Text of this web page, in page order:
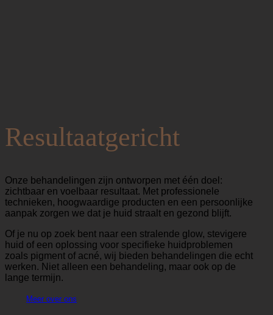
Resultaatgericht
Onze behandelingen zijn ontworpen met één doel:
zichtbaar en voelbaar resultaat. Met professionele
technieken, hoogwaardige producten en een persoonlijke
aanpak zorgen we dat je huid straalt en gezond blijft.
Of je nu op zoek bent naar een stralende glow, stevigere
huid of een oplossing voor specifieke huidproblemen
zoals pigment of acné, wij bieden behandelingen die echt
werken. Niet alleen een behandeling, maar ook op de
lange termijn.
Meer over ons